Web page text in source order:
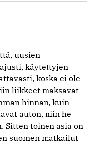
uusien
käytettyjen
koska ei ole
liikkeet maksavat
hinnan, kuin
auton, niin he
Sitten toinen asia on
suomen matkailut